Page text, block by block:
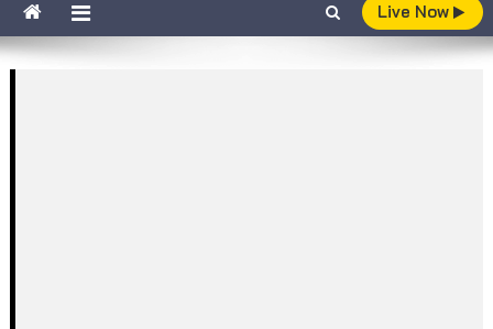
Live Now